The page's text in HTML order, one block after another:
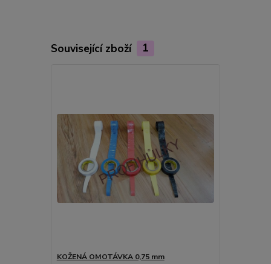
Související zboží 1
KOŽENÁ OMOTÁVKA 0,75 mm